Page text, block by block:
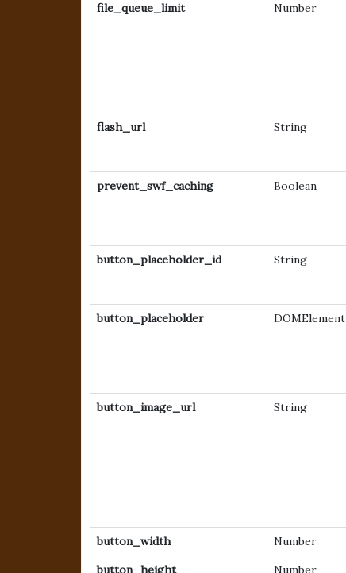
file_queue_limit
Number
flash_url
String
prevent_swf_caching
Boolean
button_placeholder_id
String
button_placeholder
DOMElement
button_image_url
String
button_width
Number
button_height
Number